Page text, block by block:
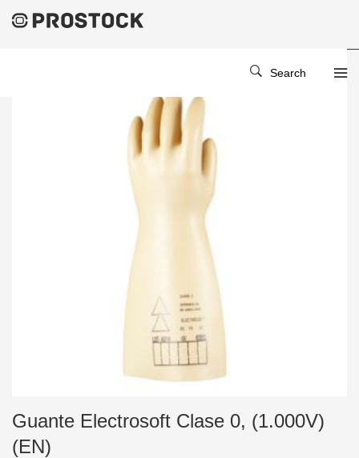
Search
Guante Electrosoft Clase 0, (1.000V)
(EN)